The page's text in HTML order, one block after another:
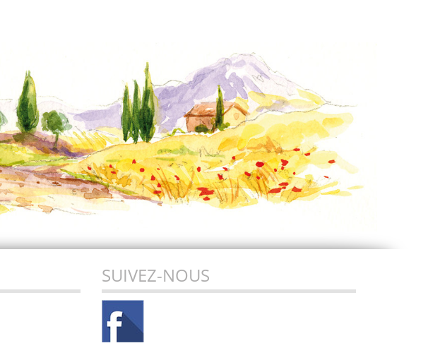
SUIVEZ-NOUS